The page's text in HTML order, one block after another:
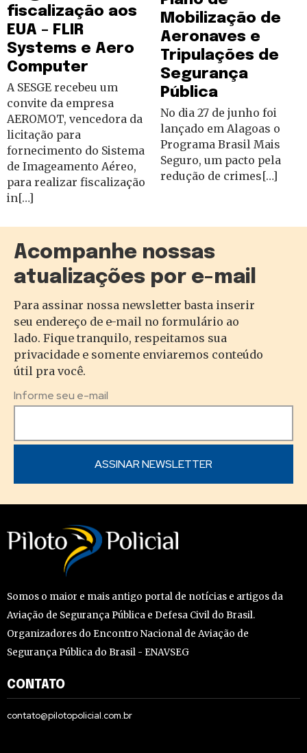
fiscalização aos
EUA – FLIR
Systems e Aero
Computer
A SESGE recebeu um
convite da empresa
AEROMOT, vencedora da
licitação para
fornecimento do Sistema
de Imageamento Aéreo,
para realizar fiscalização
in[…]
Mobilização de
Aeronaves e
Tripulações de
Segurança
Pública
No dia 27 de junho foi
lançado em Alagoas o
Programa Brasil Mais
Seguro, um pacto pela
redução de crimes[…]
Acompanhe nossas
atualizações por e-mail
Para assinar nossa newsletter basta inserir
seu endereço de e-mail no formulário ao
lado. Fique tranquilo, respeitamos sua
privacidade e somente enviaremos conteúdo
útil pra você.
Informe seu e-mail
Somos o maior e mais antigo portal de notícias e artigos da
Aviação de Segurança Pública e Defesa Civil do Brasil.
Organizadores do Encontro Nacional de Aviação de
Segurança Pública do Brasil - ENAVSEG
CONTATO
contato@pilotopolicial.com.br